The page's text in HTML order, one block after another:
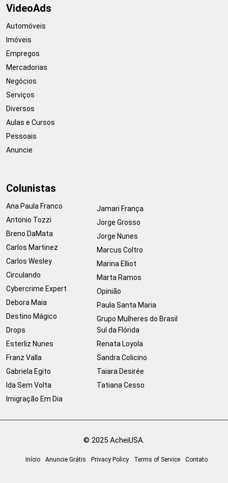
VideoAds
Automóveis
Imóveis
Empregos
Mercadorias
Negócios
Serviços
Diversos
Aulas e Cursos
Pessoais
Anuncie
Colunistas
Ana Paula Franco
Antonio Tozzi
Breno DaMata
Carlos Martinez
Carlos Wesley
Circulando
Cybercrime Expert
Debora Maia
Destino Mágico
Drops
Esterliz Nunes
Franz Valla
Gabriela Egito
Ida Sem Volta
Imigração Em Dia
Jamari França
Jorge Grosso
Jorge Nunes
Marcus Coltro
Marina Elliot
Marta Ramos
Opinião
Paula Santa Maria
Grupo Mulheres do Brasil
Sul da Flórida
Renata Loyola
Sandra Colicino
Taiara Desirée
Tatiana Cesso
© 2025 AcheiUSA.
Início Anuncie Grátis Privacy Policy Terms of Service Contato